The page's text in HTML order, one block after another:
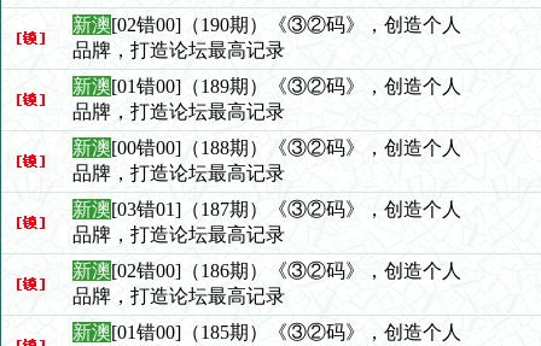
新澳[02错00]（190期）《③②码》，创造个人
品牌，打造论坛最高记录
新澳[01错00]（189期）《③②码》，创造个人
品牌，打造论坛最高记录
新澳[00错00]（188期）《③②码》，创造个人
品牌，打造论坛最高记录
新澳[03错01]（187期）《③②码》，创造个人
品牌，打造论坛最高记录
新澳[02错00]（186期）《③②码》，创造个人
品牌，打造论坛最高记录
新澳[01错00]（185期）《③②码》，创造个人